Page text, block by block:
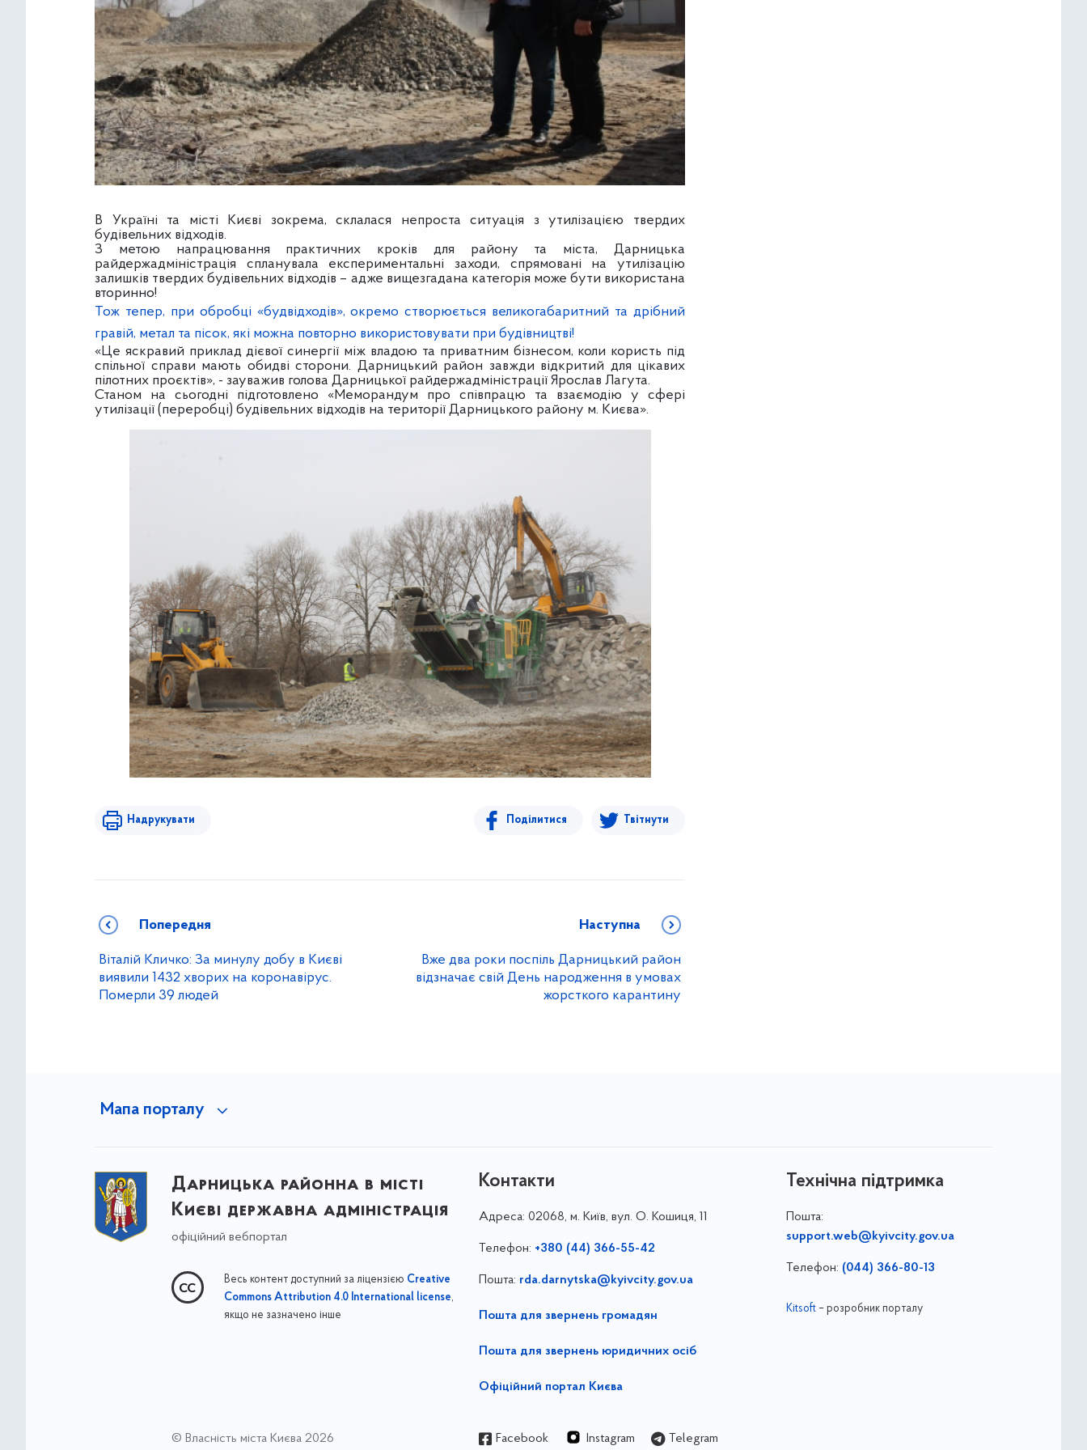
В Україні та місті Києві зокрема, склалася непроста ситуація з утилізацією твердих
будівельних відходів.
З метою напрацювання практичних кроків для району та міста, Дарницька
райдержадміністрація спланувала експериментальні заходи, спрямовані на утилізацію
залишків твердих будівельних відходів – адже вищезгадана категорія може бути використана
вторинно!
Тож тепер, при обробці «будвідходів», окремо створюється великогабаритний та дрібний
гравій, метал та пісок, які можна повторно використовувати при будівництві!
«Це яскравий приклад дієвої синергії між владою та приватним бізнесом, коли користь під
спільної справи мають обидві сторони. Дарницький район завжди відкритий для цікавих
пілотних проєктів», - зауважив голова Дарницької райдержадміністрації Ярослав Лагута.
Станом на сьогодні підготовлено «Меморандум про співпрацю та взаємодію у сфері
утилізації (переробці) будівельних відходів на території Дарницького району м. Києва».
Надрукувати Поділитися Твітнути
Попередня
Віталій Кличко: За минулу добу в Києві
виявили 1432 хворих на коронавірус.
Померли 39 людей
Наступна
Вже два роки поспіль Дарницький район
відзначає свій День народження в умовах
жорсткого карантину
Мапа порталу
Дарницька районна в місті
Києві державна адміністрація
офіційний вебпортал
Весь контент доступний за ліцензією Creative
Commons Attribution 4.0 International license,
якщо не зазначено інше
Контакти
Адреса: 02068, м. Київ, вул. О. Кошиця, 11
Телефон: +380 (44) 366-55-42
Пошта: rda.darnytska@kyivcity.gov.ua
Пошта для звернень громадян
Пошта для звернень юридичних осіб
Офіційний портал Києва
Технічна підтримка
Пошта:
support.web@kyivcity.gov.ua
Телефон: (044) 366-80-13
Kitsoft– розробник порталу
© Власність міста Києва 2026 Facebook Instagram Telegram